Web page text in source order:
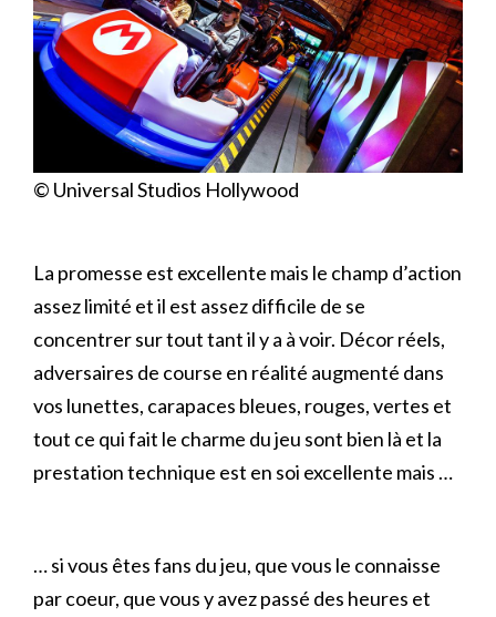
© Universal Studios Hollywood
La promesse est excellente mais le champ d’action
assez limité et il est assez difficile de se
concentrer sur tout tant il y a à voir. Décor réels,
adversaires de course en réalité augmenté dans
vos lunettes, carapaces bleues, rouges, vertes et
tout ce qui fait le charme du jeu sont bien là et la
prestation technique est en soi excellente mais …
… si vous êtes fans du jeu, que vous le connaisse
par coeur, que vous y avez passé des heures et